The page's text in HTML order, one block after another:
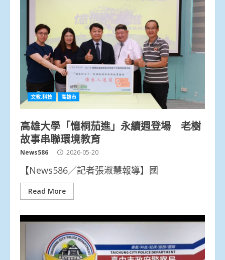
文教.科技 高雄市
高雄大學「憶桐茄進」永續週登場 老樹
故事串聯環境教育
News586 2026-05-20
【News586／記者張淑慧報導】國
Read More